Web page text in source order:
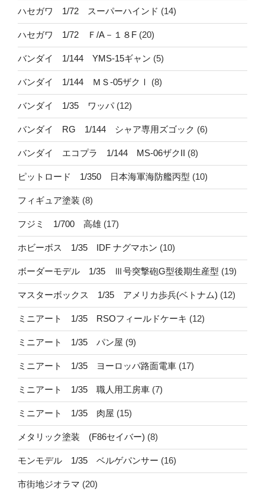
ハセガワ 1/72 スーパーハインド (14)
ハセガワ 1/72 Ｆ/A－１８F (20)
バンダイ 1/144 YMS-15ギャン (5)
バンダイ 1/144 ＭＳ-05ザクⅠ (8)
バンダイ 1/35 ワッパ(12)
バンダイ RG 1/144 シャア専用ズゴック (6)
バンダイ エコプラ 1/144 MS-06ザクII (8)
ピットロード 1/350 日本海軍海防艦丙型 (10)
フィギュア塗装 (8)
フジミ 1/700 高雄 (17)
ホビーボス 1/35 IDF ナグマホン (10)
ボーダーモデル 1/35 Ⅲ号突撃砲G型後期生産型 (19)
マスターボックス 1/35 アメリカ歩兵(ベトナム) (12)
ミニアート 1/35 RSOフィールドケーキ (12)
ミニアート 1/35 パン屋 (9)
ミニアート 1/35 ヨーロッパ路面電車 (17)
ミニアート 1/35 職人用工房車 (7)
ミニアート 1/35 肉屋 (15)
メタリック塗装 (F86セイバー) (8)
モンモデル 1/35 ベルゲパンサー (16)
市街地ジオラマ (20)